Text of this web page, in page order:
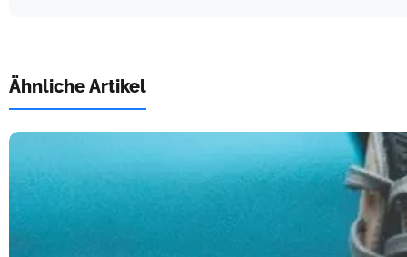
Ähnliche Artikel